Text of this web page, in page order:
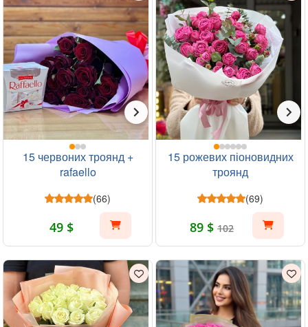
15 червоних троянд +
rafaello
(66)
49 $
15 рожевих піоновидних
троянд
(69)
89 $ 102